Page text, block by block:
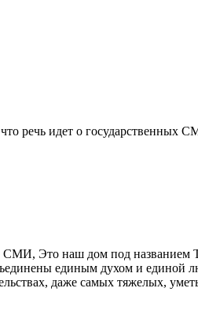
речь идет о государственных
СМИ, Это наш дом под
единым духом и
даже самых тяжелых,